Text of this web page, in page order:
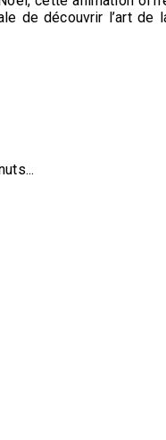
de découvrir l’art de